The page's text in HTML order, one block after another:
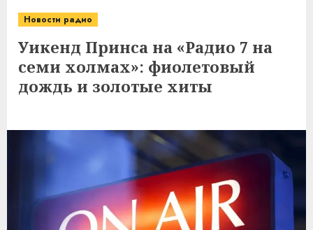
Новости радио
Уикенд Принса на «Радио 7 на
семи холмах»: фиолетовый
дождь и золотые хиты